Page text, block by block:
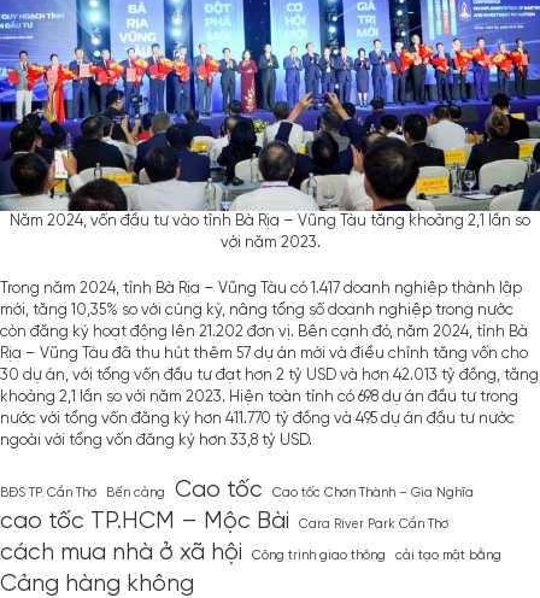
Năm 2024, vốn đầu tư vào tỉnh Bà Rịa – Vũng Tàu tăng khoảng 2,1 lần so
với năm 2023.
Trong năm 2024, tỉnh Bà Rịa – Vũng Tàu có 1.417 doanh nghiệp thành lập
mới, tăng 10,35% so với cùng kỳ, nâng tổng số doanh nghiệp trong nước
còn đăng ký hoạt động lên 21.202 đơn vị. Bên cạnh đó, năm 2024, tỉnh Bà
Rịa – Vũng Tàu đã thu hút thêm 57 dự án mới và điều chỉnh tăng vốn cho
30 dự án, với tổng vốn đầu tư đạt hơn 2 tỷ USD và hơn 42.013 tỷ đồng, tăng
khoảng 2,1 lần so với năm 2023. Hiện toàn tỉnh có 698 dự án đầu tư trong
nước với tổng vốn đăng ký hơn 411.770 tỷ đồng và 495 dự án đầu tư nước
ngoài với tổng vốn đăng ký hơn 33,8 tỷ USD.
BĐS TP. Cần Thơ Bến cảng Cao tốc Cao tốc Chơn Thành – Gia Nghĩa
cao tốc TP.HCM – Mộc Bài Cara River Park Cần Thơ
cách mua nhà ở xã hội Công trình giao thông cải tạo mặt bằng
Cảng hàng không